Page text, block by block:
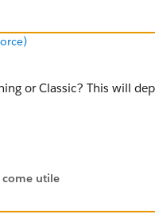
or Classic? This will
come utile